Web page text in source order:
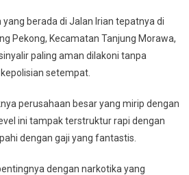
yang berada di Jalan Irian tepatnya di
Pekong, Kecamatan Tanjung Morawa,
paling aman dilakoni tanpa
setempat.
perusahaan besar yang mirip dengan
ini tampak terstruktur rapi dengan
dengan gaji yang fantastis.
dengan narkotika yang